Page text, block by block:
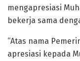
mengapresiasi
bekerja sama
“Atas nama
apresiasi kepada